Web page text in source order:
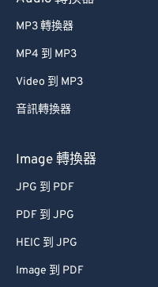
MP3 轉換器
MP4 到 MP3
Video 到 MP3
音訊轉換器
Image 轉換器
JPG 到 PDF
PDF 到 JPG
HEIC 到 JPG
Image 到 PDF